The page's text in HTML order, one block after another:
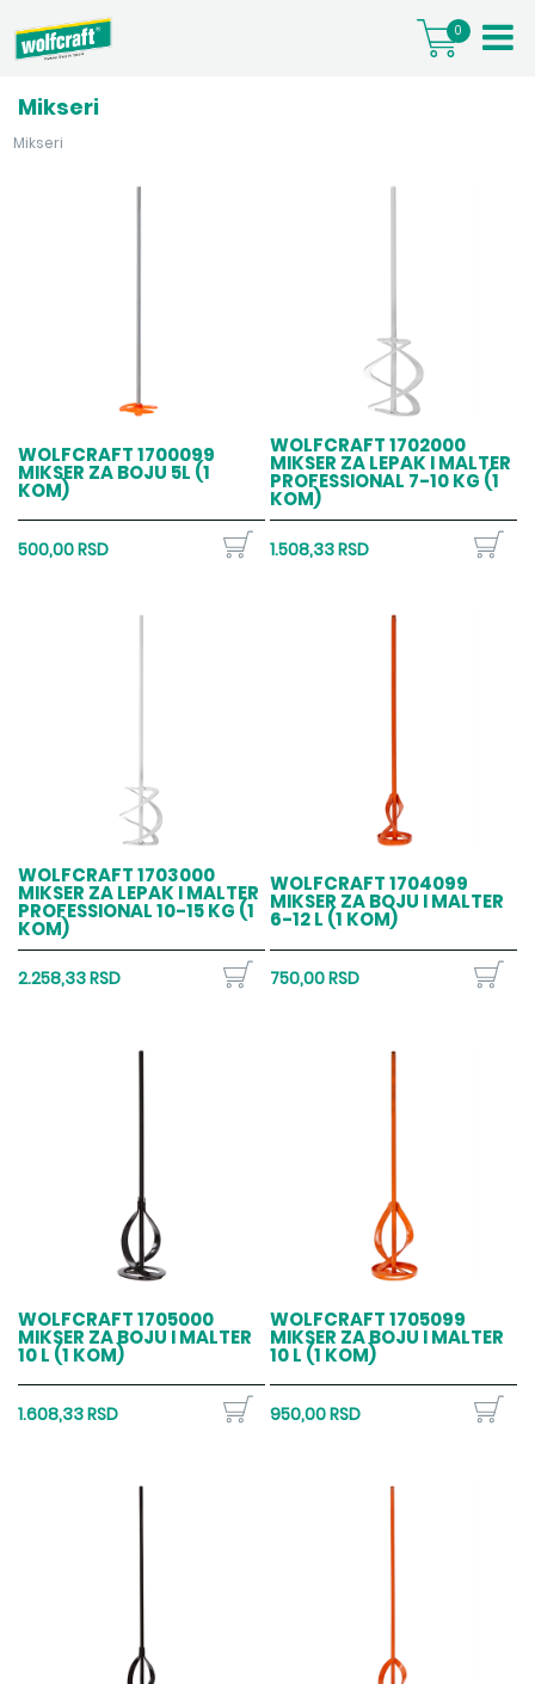
0
Mikseri
Mikseri
WOLFCRAFT 1700099
MIKSER ZA BOJU 5L (1
KOM)
500,00 RSD
WOLFCRAFT 1702000
MIKSER ZA LEPAK I MALTER
PROFESSIONAL 7-10 KG (1
KOM)
1.508,33 RSD
WOLFCRAFT 1703000
MIKSER ZA LEPAK I MALTER
PROFESSIONAL 10-15 KG (1
KOM)
2.258,33 RSD
WOLFCRAFT 1704099
MIKSER ZA BOJU I MALTER
6-12 L (1 KOM)
750,00 RSD
WOLFCRAFT 1705000
MIKSER ZA BOJU I MALTER
10 L (1 KOM)
1.608,33 RSD
WOLFCRAFT 1705099
MIKSER ZA BOJU I MALTER
10 L (1 KOM)
950,00 RSD